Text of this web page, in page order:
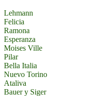
Lehmann
Felicia
Ramona
Esperanza
Moises Ville
Pilar
Bella Italia
Nuevo Torino
Ataliva
Bauer y Siger